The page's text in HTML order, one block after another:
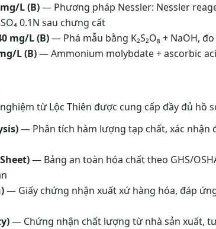
L (B)— Phương pháp Nessler: Nessler
0.1N sau chưng cất
mg/L (B)— Phá mẫu bằng K₂S₂O₈ + NaOH,
L (B)— Ammonium molybdate + ascorbic
từ Lộc Thiên được cung cấp đầy đủ hồ
— Phân tích hàm lượng tạp chất, xác nhận
— Bảng an toàn hóa chất theo GHS/
— Giấy chứng nhận xuất xứ hàng hóa, đáp
— Chứng nhận chất lượng từ nhà sản xuất,